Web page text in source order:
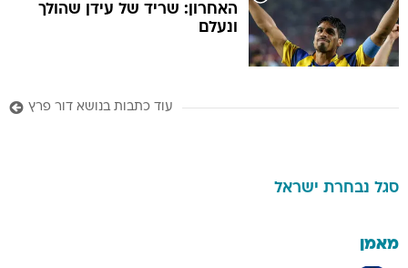
האחרון: שריד של עידן שהולך
ונעלם
עוד כתבות בנושא דור פרץ
סגל נבחרת ישראל
מאמן